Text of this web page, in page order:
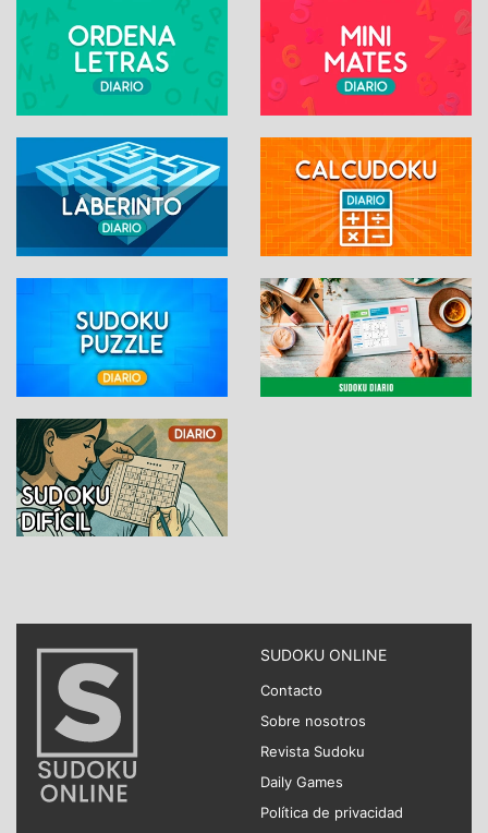
SUDOKU ONLINE
Contacto
Sobre nosotros
Revista Sudoku
Daily Games
Política de privacidad